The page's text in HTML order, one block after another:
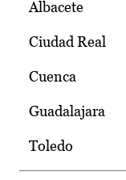
Albacete
Ciudad Real
Cuenca
Guadalajara
Toledo